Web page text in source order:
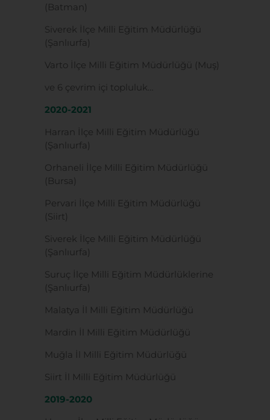
(Batman)
Siverek İlçe Milli Eğitim Müdürlüğü
(Şanlıurfa)
Varto İlçe Milli Eğitim Müdürlüğü (Muş)
ve 6 çevrim içi topluluk…
2020-2021
Harran İlçe Milli Eğitim Müdürlüğü
(Şanlıurfa)
Orhaneli İlçe Milli Eğitim Müdürlüğü
(Bursa)
Pervari İlçe Milli Eğitim Müdürlüğü
(Siirt)
Siverek İlçe Milli Eğitim Müdürlüğü
(Şanlıurfa)
Suruç İlçe Milli Eğitim Müdürlüklerine
(Şanlıurfa)
Malatya İl Milli Eğitim Müdürlüğü
Mardin İl Milli Eğitim Müdürlüğü
Muğla İl Milli Eğitim Müdürlüğü
Siirt İl Milli Eğitim Müdürlüğü
2019-2020